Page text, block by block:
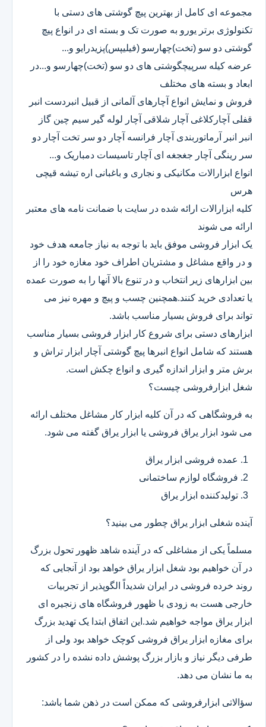
مجموعه ای کامل از بهترین پیچ گوشتی های دستی با
تکنولوژی برتر یورو به صورت تک و بسته ای در انواع پیچ
گوشتی دو سو (تخت)چهارسو (فیلیپس)پزیدرایو و...
عرضه کیله سرپیچگوشتی های دو سو (تخت)چهارسو و...در
ابعاد و بسته های مختلف
فروش و نمایش انواع آچارهای آلمانی از قبیل انبردست انبر
قفلی آچارکلاغی آچار شلاقی آچار لوله گیر سیم چین گاز
انبر انبر آرماتوربندی آچار فرانسه آچار دو سر تخت آچار دو
سر رینگی آچار جغجغه ای آچار تاسیسات دمباریک و...
انواع ابزارالات مکانیکی و نجاری و باغبانی اره تیشه قیچی
هرس
کلیه ابزارالات ارائه شده در سایت با ضمانت نامه های معتبر
ارائه می شوند
یک ابزار فروشی موفق باید با توجه به نیاز جامعه هدف خود
و در واقع مشاغل و مشتریان اطراف خود مغازه خود را از
بین ابزارهای زیر انتخاب و در تنوع بالا آنها را به صورت عمده
یا تعدادی خرید کنند.همچنین چسب و پیچ و مهره نیز می
تواند برای فروش بسیار مناسب باشد.
ابزارهای دستی برای شروع کار ابزار فروشی بسیار مناسب
هستند که شامل انواع انبرها پیچ گوشتی آچار ابزار تراش و
برش متر و ابزار اندازه گیری و انواع چکش است.
شغل ابزارفروشی چیست؟
به فروشگاهی که در آن کلیه ابزار کار مشاغل مختلف ارائه
می شود ابزار یراق فروشی یا ابزار یراق گفته می شود.
عمده فروشی ابزار یراق
فروشگاه لوازم ساختمانی
تولیدکننده ابزار یراق
آینده شغلی ابزار یراق چطور می بینید؟
مسلماً یکی از مشاغلی که در آینده شاهد ظهور تحول بزرگ
در آن خواهیم بود شغل ابزار یراق خواهد بود از آنجایی که
روند خرده فروشی در ایران شدیداً الگوپذیر از تجربیات
خارجی هست به زودی با ظهور فروشگاه های زنجیره ای
ابزار یراق مواجه خواهیم شد.این اتفاق ابتدا یک تهدید بزرگ
برای مغازه ابزار یراق فروشی کوچک خواهد بود ولی از
طرفی دیگر نیاز و بازار بزرگ پوشش داده نشده را در کشور
به ما نشان می دهد.
سؤالاتی ابزارفروشی که ممکن است در ذهن شما باشد: